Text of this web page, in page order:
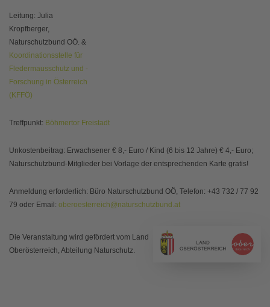
Leitung: Julia
Kropfberger,
Naturschutzbund OÖ. &
Koordinationsstelle für
Fledermausschutz und -
Forschung in Österreich
(KFFÖ)
Treffpunkt: Böhmertor Freistadt
Unkostenbeitrag: Erwachsener € 8,- Euro / Kind (6 bis 12 Jahre) € 4,- Euro;
Naturschutzbund-Mitglieder bei Vorlage der entsprechenden Karte gratis!
Anmeldung erforderlich: Büro Naturschutzbund OÖ, Telefon: +43 732 / 77 92
79 oder Email: oberoesterreich@naturschutzbund.at
Die Veranstaltung wird gefördert vom Land
Oberösterreich, Abteilung Naturschutz.